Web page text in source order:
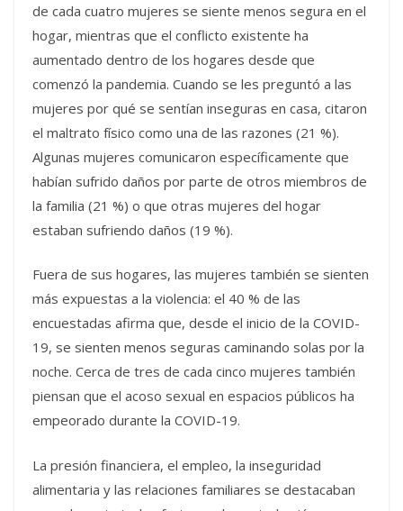
de cada cuatro mujeres se siente menos segura en el
hogar, mientras que el conflicto existente ha
aumentado dentro de los hogares desde que
comenzó la pandemia. Cuando se les preguntó a las
mujeres por qué se sentían inseguras en casa, citaron
el maltrato físico como una de las razones (21 %).
Algunas mujeres comunicaron específicamente que
habían sufrido daños por parte de otros miembros de
la familia (21 %) o que otras mujeres del hogar
estaban sufriendo daños (19 %).
Fuera de sus hogares, las mujeres también se sienten
más expuestas a la violencia: el 40 % de las
encuestadas afirma que, desde el inicio de la COVID-
19, se sienten menos seguras caminando solas por la
noche. Cerca de tres de cada cinco mujeres también
piensan que el acoso sexual en espacios públicos ha
empeorado durante la COVID-19.
La presión financiera, el empleo, la inseguridad
alimentaria y las relaciones familiares se destacaban